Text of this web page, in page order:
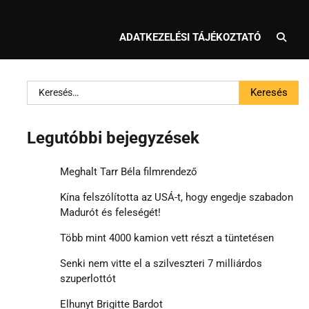
ADATKEZELÉSI TÁJÉKOZTATÓ
Keresés:
Legutóbbi bejegyzések
Meghalt Tarr Béla filmrendező
Kína felszólította az USÁ-t, hogy engedje szabadon
Madurót és feleségét!
Több mint 4000 kamion vett részt a tüntetésen
Senki nem vitte el a szilveszteri 7 milliárdos
szuperlottót
Elhunyt Brigitte Bardot